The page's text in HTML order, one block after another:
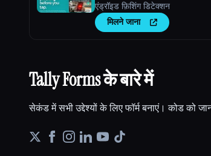
एंड्रॉइड फ़िशिंग डिटेक्शन
मिलने जाना
Tally Forms के बारे में
सेकंड में सभी उद्देश्यों के लिए फॉर्म बनाएं। कोड को